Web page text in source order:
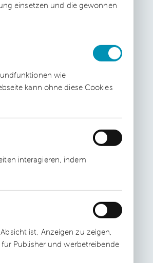
einsetzen und die gewonnen
wie
kann ohne diese Cookies
interagieren, indem
ist, Anzeigen zu zeigen,
Publisher und werbetreibende
vor